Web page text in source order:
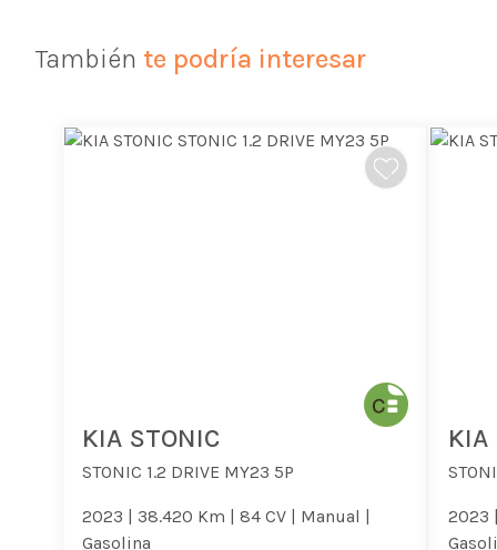
También te podría interesar
KIA STONIC
STONIC 1.2 DRIVE MY23 5P
2023 | 38.420 Km | 84 CV |
Manual |
Gasolina
KIA
2023